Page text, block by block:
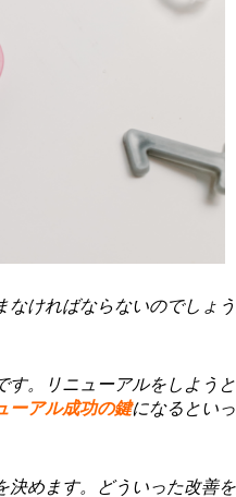
ければならないのでしょ
す。リニューアルをしよう
ーアル成功の鍵になるとい
めます。どういった改善